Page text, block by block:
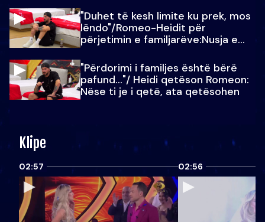
"Duhet të kesh limite ku prek, mos
lëndo"/Romeo-Heidit për
përjetimin e familjarëve:Nusja e
"Përdorimi i familjes është bërë
pafund…"/ Heidi qetëson Romeon:
Nëse ti je i qetë, ata qetësohen
Klipe
02:57 02:56